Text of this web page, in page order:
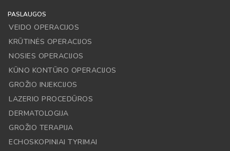
PASLAUGOS
VEIDO OPERACIJOS
KRŪTINĖS OPERACIJOS
NOSIES OPERACIJOS
KŪNO KONTŪRO OPERACIJOS
GROŽIO INJEKCIJOS
LAZERIO PROCEDŪROS
DERMATOLOGIJA
GROŽIO TERAPIJA
ECHOSKOPINIAI TYRIMAI